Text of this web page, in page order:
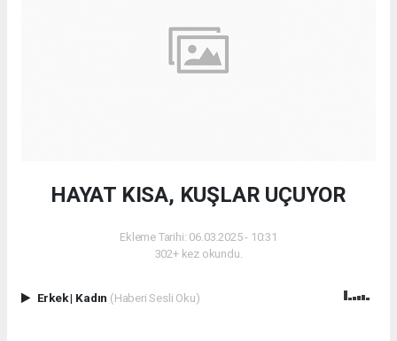
HAYAT KISA, KUŞLAR UÇUYOR
Ekleme Tarihi: 06.03.2025 - 10:31
302+ kez okundu.
Erkek| Kadın (Haberi Sesli Oku)